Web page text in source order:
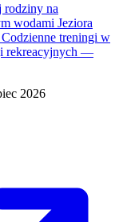
rodziny na
wodami Jeziora
treningi w
rekreacyjnych —
2026